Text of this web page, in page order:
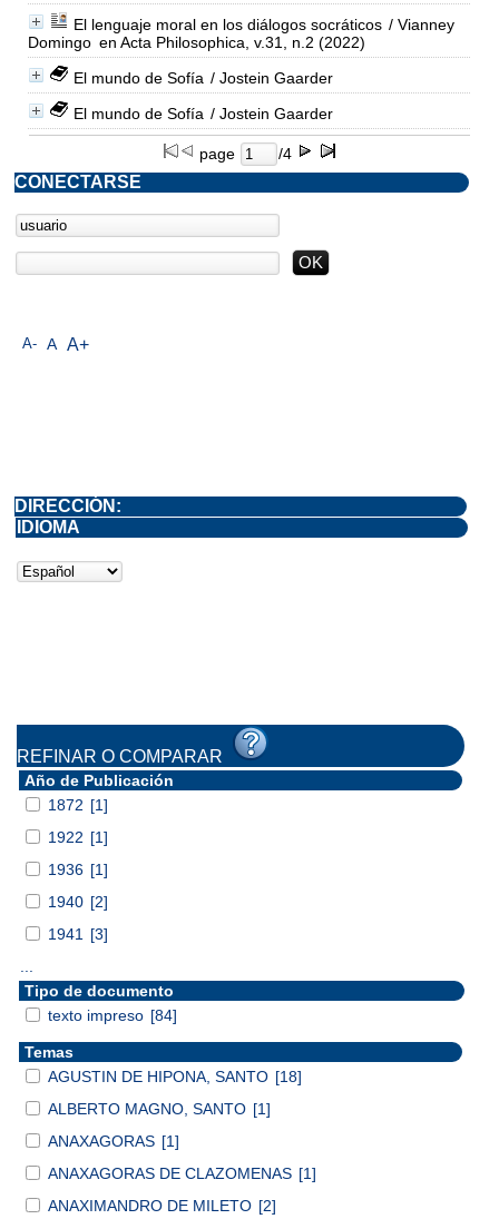
El lenguaje moral en los diálogos socráticos / Vianney
Domingo en Acta Philosophica, v.31, n.2 (2022)
El mundo de Sofía / Jostein Gaarder
El mundo de Sofía / Jostein Gaarder
page /4
A- A A+
CONECTARSE
DIRECCIÓN:
IDIOMA
REFINAR O COMPARAR
Año de Publicación
1872 [1]
1922 [1]
1936 [1]
1940 [2]
1941
[3]
Tipo de documento
texto impreso [84]
Temas
AGUSTIN DE HIPONA, SANTO [18]
ALBERTO MAGNO, SANTO [1]
ANAXAGORAS [1]
ANAXAGORAS DE CLAZOMENAS [1]
ANAXIMANDRO DE MILETO [2]